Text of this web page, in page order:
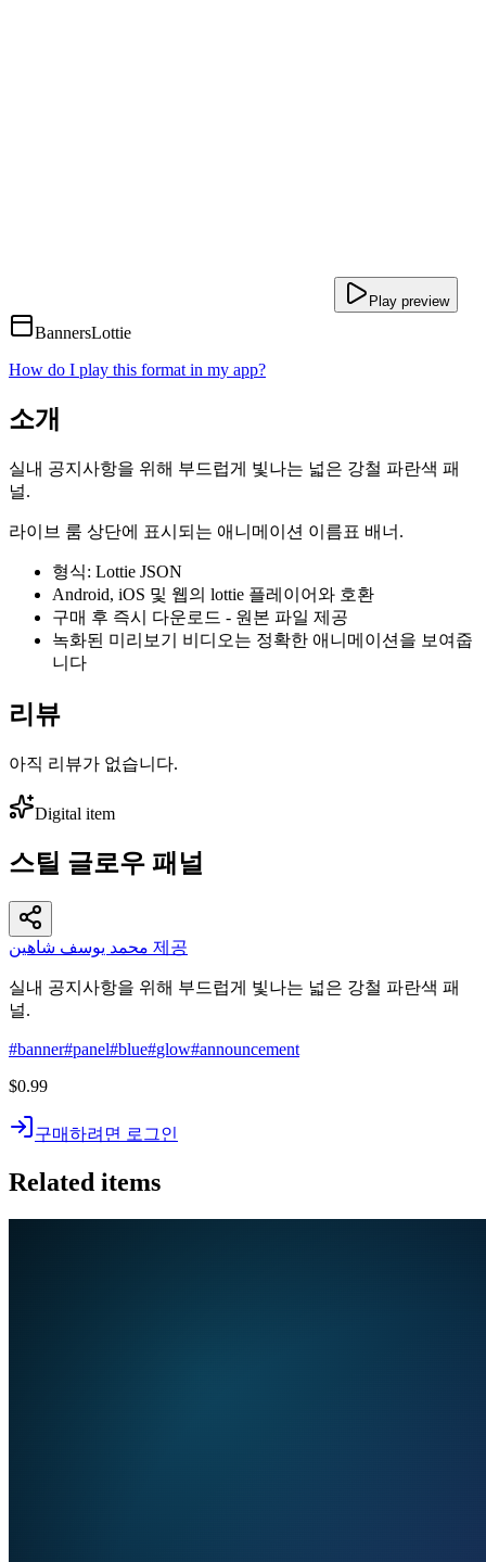
Play preview
BannersLottie
How do I play this format in my app?
소개
실내 공지사항을 위해 부드럽게 빛나는 넓은 강철 파란색 패
널.
라이브 룸 상단에 표시되는 애니메이션 이름표 배너.
형식: Lottie JSON
Android, iOS 및 웹의 lottie 플레이어와 호환
구매 후 즉시 다운로드 - 원본 파일 제공
녹화된 미리보기 비디오는 정확한 애니메이션을 보여줍
니다
리뷰
아직 리뷰가 없습니다.
Digital item
스틸 글로우 패널
محمد يوسف شاهين 제공
실내 공지사항을 위해 부드럽게 빛나는 넓은 강철 파란색 패
널.
#banner#panel#blue#glow#announcement
$0.99
구매하려면 로그인
Related items